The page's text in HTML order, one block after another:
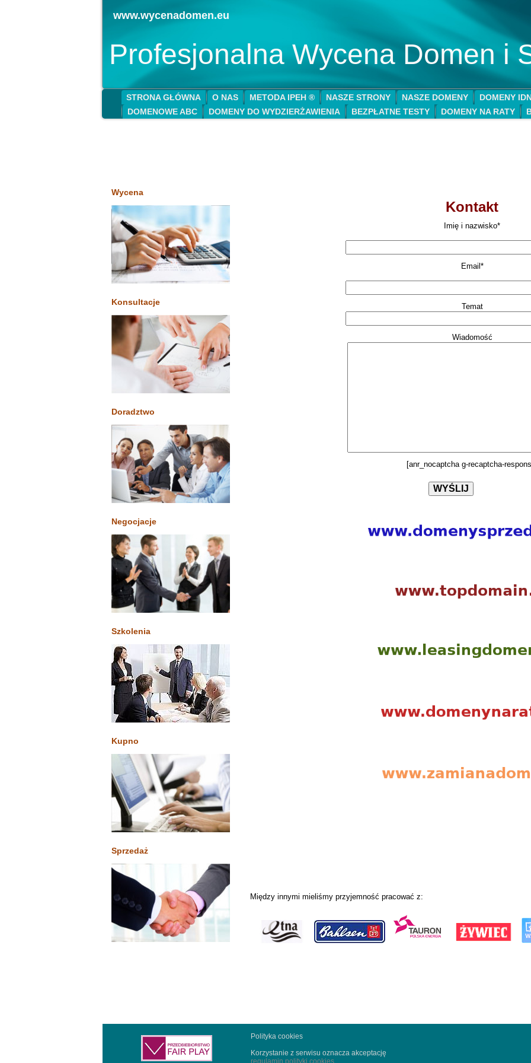
Profesjonalna Wycena Domen i
www.wycenadomen.eu
STRONA GŁÓWNA O NAS METODA IPEH ® NASZE STRONY NASZE DOMENY
DOMENY
DOMENOWE ABC
DOMENY DO WYDZIERŻAWIENIA BEZPŁATNE TESTY DOMENY NA RATY
Wycena
Konsultacje
Doradztwo
Negocjacje
Szkolenia
Kupno
Sprzedaż
Kontakt
Imię i nazwisko*
Email*
Temat
Wiadomość
[anr_nocaptcha g-recaptcha-
Między innymi mieliśmy przyjemność pracować z:
Polityka cookies
Korzystanie z serwisu oznacza akceptację
regulamin polityki cookies